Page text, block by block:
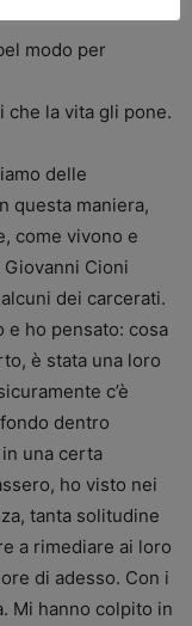
modo per
la vita gli pone.
delle
questa maniera,
come vivono e
Cioni
dei carcerati.
e ho pensato: cosa
è stata una loro
c’è
dentro
una certa
ho visto nei
tanta solitudine
a rimediare ai loro
di adesso. Con i
Mi hanno colpito in